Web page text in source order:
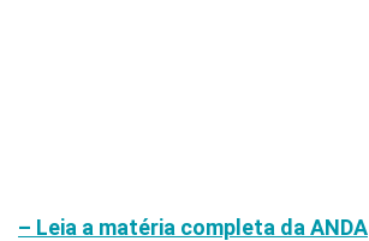
– Leia a matéria completa da ANDA